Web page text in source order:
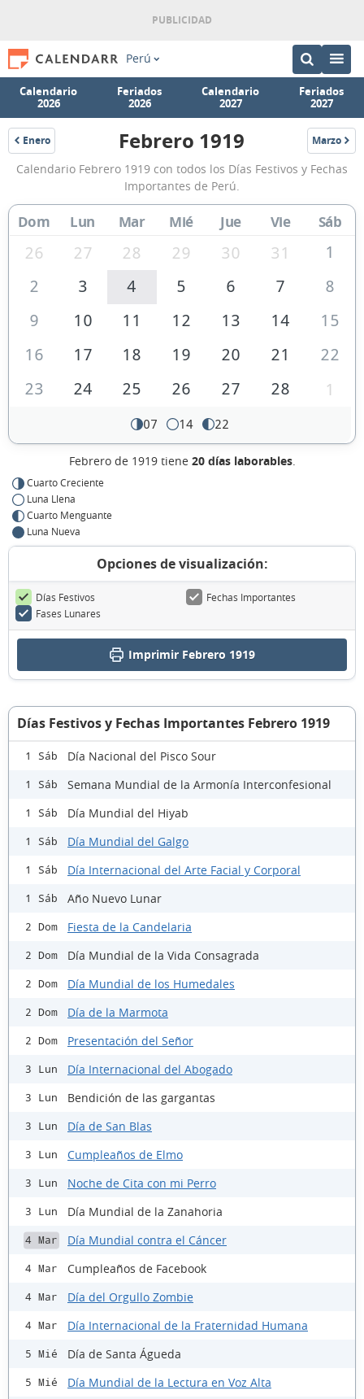
Perú
Calendario
2026
Feriados
2026
Calendario
2027
Feriados
2027
Enero
1919
Calendario
Febrero
1919
de
Perú
Febrero 1919 Marzo
1919
Calendario Febrero 1919 con todos los Días Festivos y Fechas
Importantes de Perú.
Dom Lun Mar Mié Jue Vie Sáb
26 27 28 29 30 31
1
2
3 4 5 6 7
8
9
10 11 12 13 14
15
16
17 18 19 20 21
22
23
24 25 26 27 28 1
07 14 22
Febrero de 1919 tiene 20 días laborables.
Cuarto Creciente
Luna Llena
Cuarto Menguante
Luna Nueva
Opciones de visualización:
Días Festivos
Fechas Importantes
Fases Lunares
Imprimir Febrero 1919
Días Festivos y Fechas Importantes Febrero 1919
1 Sáb Día Nacional del Pisco Sour
1 Sáb Semana Mundial de la Armonía Interconfesional
1 Sáb Día Mundial del Hiyab
1 Sáb Día Mundial del Galgo
1 Sáb Día Internacional del Arte Facial y Corporal
1 Sáb Año Nuevo Lunar
2 Dom Fiesta de la Candelaria
2 Dom Día Mundial de la Vida Consagrada
2 Dom Día Mundial de los Humedales
2 Dom Día de la Marmota
2 Dom Presentación del Señor
3 Lun Día Internacional del Abogado
3 Lun Bendición de las gargantas
3 Lun Día de San Blas
3 Lun Cumpleaños de Elmo
3 Lun Noche de Cita con mi Perro
3 Lun Día Mundial de la Zanahoria
4 Mar Día Mundial contra el Cáncer
4 Mar Cumpleaños de Facebook
4 Mar Día del Orgullo Zombie
4 Mar Día Internacional de la Fraternidad Humana
5 Mié Día de Santa Águeda
5 Mié Día Mundial de la Lectura en Voz Alta